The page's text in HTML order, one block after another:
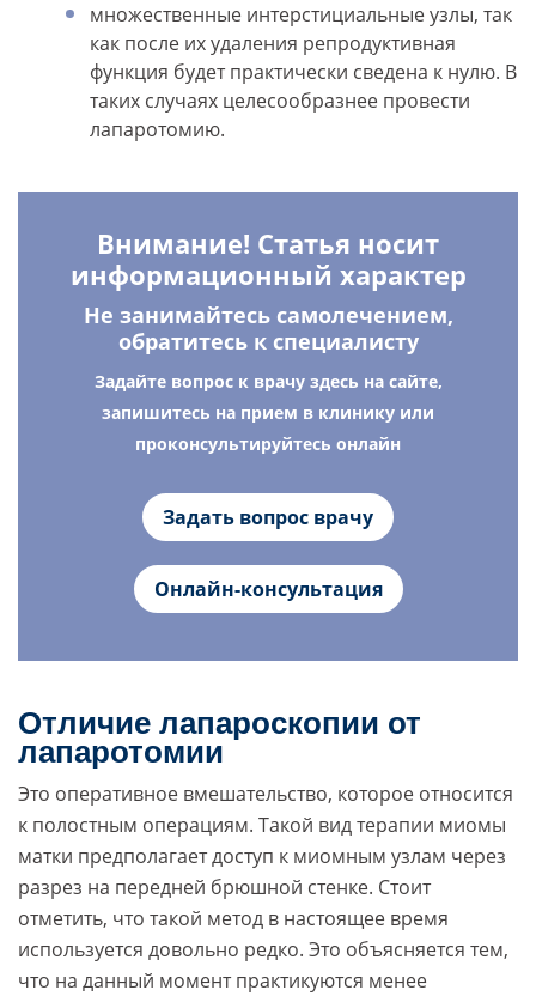
множественные интерстициальные узлы, так
как после их удаления репродуктивная
функция будет практически сведена к нулю. В
таких случаях целесообразнее провести
лапаротомию.
Внимание! Статья носит
информационный характер
Не занимайтесь самолечением,
обратитесь к специалисту
Задайте вопрос к врачу здесь на сайте,
запишитесь на прием в клинику или
проконсультируйтесь онлайн
Задать вопрос врачу
Онлайн-консультация
Отличие лапароскопии от
лапаротомии
Это оперативное вмешательство, которое относится
к полостным операциям. Такой вид терапии миомы
матки предполагает доступ к миомным узлам через
разрез на передней брюшной стенке. Стоит
отметить, что такой метод в настоящее время
используется довольно редко. Это объясняется тем,
что на данный момент практикуются менее